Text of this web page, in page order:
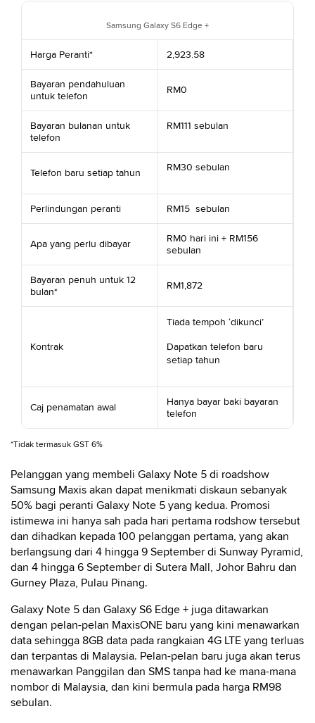
Samsung Galaxy S6 Edge +
Harga Peranti* 2,923.58
Bayaran pendahuluan
untuk telefon
RM0
Bayaran bulanan untuk
telefon
RM111 sebulan
Telefon baru setiap tahun RM30 sebulan
Perlindungan peranti RM15 sebulan
Apa yang perlu dibayar
RM0 hari ini + RM156
sebulan
Bayaran penuh untuk 12
bulan*
RM1,872
Kontrak
Tiada tempoh ‘dikunci’
Dapatkan telefon baru
setiap tahun
Caj penamatan awal
Hanya bayar baki bayaran
telefon
*Tidak termasuk GST 6%
Pelanggan yang membeli Galaxy Note 5 di roadshow
Samsung Maxis akan dapat menikmati diskaun sebanyak
50% bagi peranti Galaxy Note 5 yang kedua. Promosi
istimewa ini hanya sah pada hari pertama rodshow tersebut
dan dihadkan kepada 100 pelanggan pertama, yang akan
berlangsung dari 4 hingga 9 September di Sunway Pyramid,
dan 4 hingga 6 September di Sutera Mall, Johor Bahru dan
Gurney Plaza, Pulau Pinang.
Galaxy Note 5 dan Galaxy S6 Edge + juga ditawarkan
dengan pelan-pelan MaxisONE baru yang kini menawarkan
data sehingga 8GB data pada rangkaian 4G LTE yang terluas
dan terpantas di Malaysia. Pelan-pelan baru juga akan terus
menawarkan Panggilan dan SMS tanpa had ke mana-mana
nombor di Malaysia, dan kini bermula pada harga RM98
sebulan.